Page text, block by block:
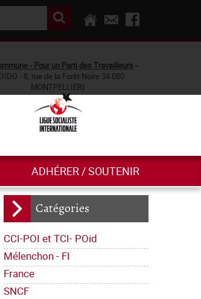
- Pour un Parti des Travailleurs -
- 8, rue de la Forêt Noire 34 080
MONTPELLIER)
ADHÉRER / SOUTENIR
Catégories
CCI-POI et TCI- POid
Mélenchon - FI
France
SNCF